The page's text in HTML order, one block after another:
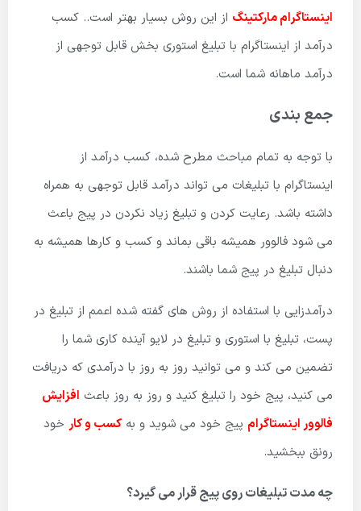
اینستاگرام مارکتینگ از این روش بسیار بهتر است.. کسب
درآمد از اینستاگرام با تبلیغ استوری بخش قابل توجهی از
درآمد ماهانه شما است.
جمع بندی
با توجه به تمام مباحث مطرح شده، کسب درآمد از
اینستاگرام با تبلیغات می تواند درآمد قابل توجهی به همراه
داشته باشد. رعایت کردن و تبلیغ زیاد نکردن در پیج باعث
می شود فالوور همیشه باقی بماند و کسب و کارها همیشه به
دنبال تبلیغ در پیج شما باشند.
درآمدزایی با استفاده از روش های گفته شده اعمم از تبلیغ در
پست، تبلیغ با استوری و تبلیغ در لایو آینده کاری شما را
تضمین می کند و می توانید روز به روز با درآمدی که دریافت
می کنید، پیج خود را تبلیغ کنید و روز به روز باعث افزایش
فالوور اینستاگرام پیج خود می شوید و به کسب و کار خود
رونق ببخشید.
چه مدت تبلیغات روی پیج قرار می گیرد؟